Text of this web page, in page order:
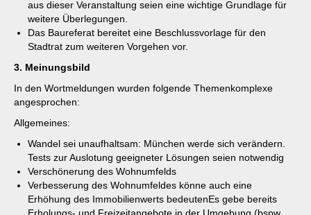
aus dieser Veranstaltung seien eine wichtige Grundlage für
weitere Überlegungen.
Das Baureferat bereitet eine Beschlussvorlage für den
Stadtrat zum weiteren Vorgehen vor.
3. Meinungsbild
In den Wortmeldungen wurden folgende Themenkomplexe
angesprochen:
Allgemeines:
Wandel sei unaufhaltsam: München werde sich verändern.
Tests zur Auslotung geeigneter Lösungen seien notwendig
Verschönerung des Wohnumfelds
Verbesserung des Wohnumfeldes könne auch eine
Erhöhung des Immobilienwerts bedeutenEs gebe bereits